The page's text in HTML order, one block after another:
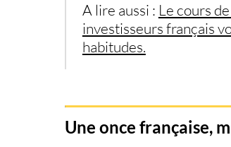
A lire aussi : Le cours
investisseurs français
habitudes.
Une once française,